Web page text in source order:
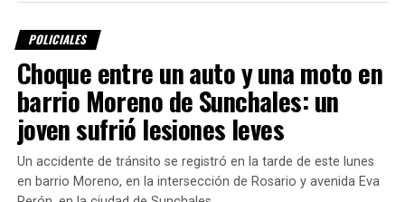
POLICIALES
Choque entre un auto y una moto en
barrio Moreno de Sunchales: un
joven sufrió lesiones leves
Un accidente de tránsito se registró en la tarde de este lunes
en barrio Moreno, en la intersección de Rosario y avenida Eva